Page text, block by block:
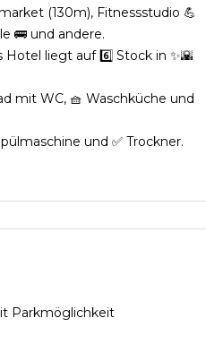
(130m), Fitnessstudio 💪
🚌 und andere.
liegt auf 6️⃣ Stock in ✨🌇
mit WC, 🧺 Waschküche und
und ✅ Trockner.
Parkmöglichkeit